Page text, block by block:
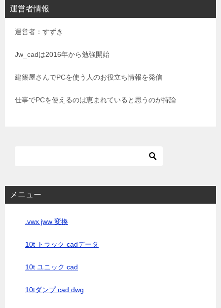
ゲ
運営者情報
運営者：すずき
Jw_cadは2016年から勉強開始
建築屋さんでPCを使う人のお役立ち情報を発信
仕事でPCを使えるのは恵まれていると思うのが持論
メニュー
.vwx jww 変換
10t トラック cadデータ
10t ユニック cad
10tダンプ cad dwg